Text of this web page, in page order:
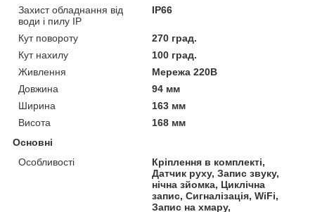
Захист обладнання від
води і пилу IP
IP66
Кут повороту
270 град.
Кут нахилу
100 град.
Живлення
Мережа 220В
Довжина
94 мм
Ширина
163 мм
Висота
168 мм
Основні
Особливості
Кріплення в комплекті,
Датчик руху, Запис звуку,
нічна зйомка, Циклічна
запис, Сигналізація, WiFi,
Запис на хмару,